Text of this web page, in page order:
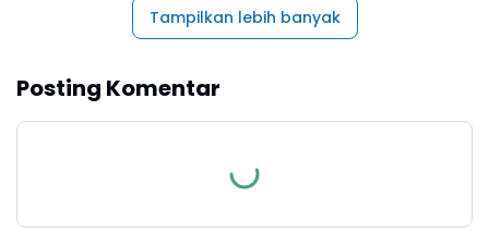
Tampilkan lebih banyak
Posting Komentar